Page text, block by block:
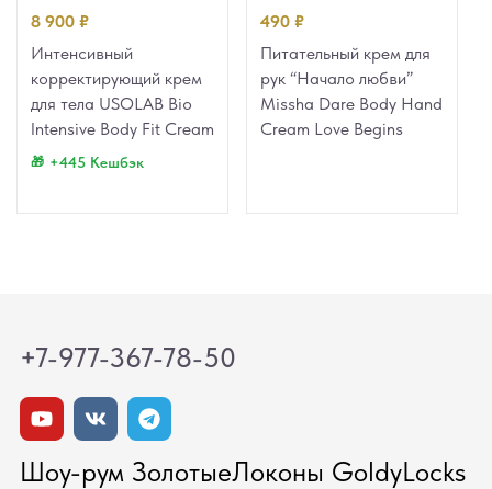
8 900 ₽
Интенсивный
корректирующий крем
для тела USOLAB Bio
Intensive Body Fit Cream
+445 Кешбэк
490 ₽
Питательный крем для
рук “Начало любви”
Missha Dare Body Hand
Cream Love Begins
+7-977-367-78-50
Шоу-рум ЗолотыеЛоконы GoldyLocks